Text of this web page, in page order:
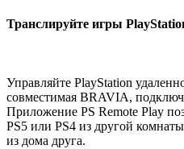
Транслируйте игры
Управляйте PlayStation
совместимая BRAVIA,
Приложение PS Remote Play
PS5 или PS4 из другой
из дома друга.